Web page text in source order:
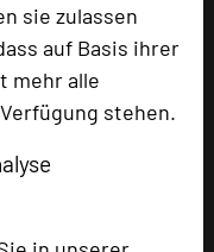
sie zulassen
auf Basis ihrer
mehr alle
stehen.
Kreativprozesse